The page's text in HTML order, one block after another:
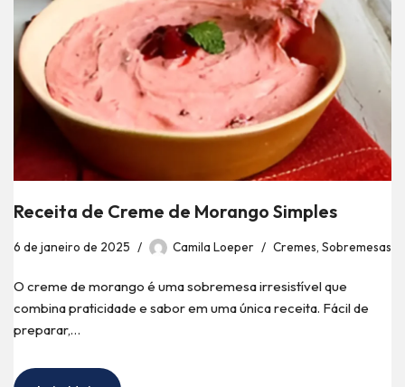
Receita de Creme de Morango Simples
6 de janeiro de 2025 Camila Loeper Cremes, Sobremesas
O creme de morango é uma sobremesa irresistível que
combina praticidade e sabor em uma única receita. Fácil de
preparar,…